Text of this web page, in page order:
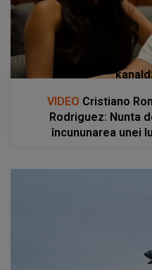
VIDEO Cristiano
Rodriguez: Nunta
încununarea unei